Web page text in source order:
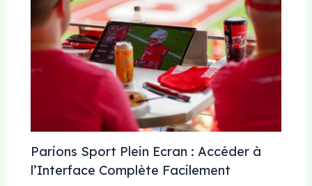
Parions Sport Plein Ecran : Accéder à
l’Interface Complète Facilement